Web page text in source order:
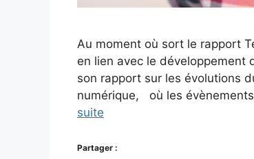
Au moment où sort le rapport
en lien avec le développement
son rapport sur les évolutions
numérique, où les
suite
Partager :